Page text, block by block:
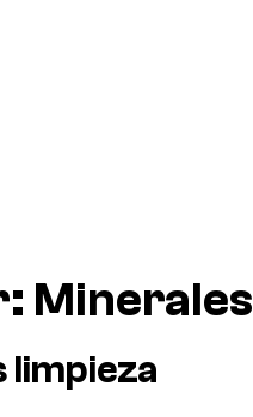
Minerales
limpieza